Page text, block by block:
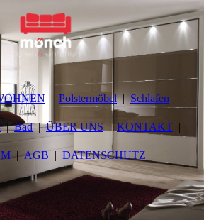
Polstermöbel Schlafen
Bad ÜBER UNS KONTAKT
AGB DATENSCHUTZ